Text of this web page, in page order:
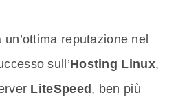
reputazione nel
sull’Hosting Linux,
LiteSpeed, ben più